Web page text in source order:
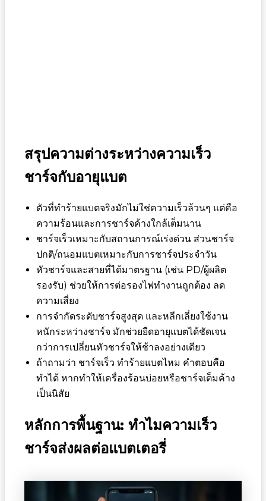
สรุปความต่างระหว่างความเร็ว
ชาร์จกับอายุแบต
ตัวที่ทำร้ายแบตจริงมักไม่ใช่ความเร็วล้วนๆ แต่คือ
ความร้อนและการชาร์จค้างใกล้เต็มนาน
ชาร์จเร็วเหมาะกับสถานการณ์เร่งด่วน ส่วนชาร์จ
ปกติ/ถนอมแบตเหมาะกับการชาร์จประจำวัน
หัวชาร์จและสายที่ได้มาตรฐาน (เช่น PD/ผู้ผลิต
รองรับ) ช่วยให้การต่อรองไฟทำงานถูกต้อง ลด
ความเสี่ยง
การจำกัดระดับชาร์จสูงสุด และหลีกเลี่ยงใช้งาน
หนักระหว่างชาร์จ มักช่วยยืดอายุแบตได้ชัดเจน
กว่าการเปลี่ยนหัวชาร์จให้ช้าลงอย่างเดียว
ถ้าถามว่า ชาร์จเร็ว ทำร้ายแบตไหม คำตอบคือ
ทำได้ หากทำให้เครื่องร้อนบ่อยหรือชาร์จเต็มค้าง
เป็นนิสัย
หลักการพื้นฐาน: ทำไมความเร็ว
ชาร์จส่งผลต่อแบตเตอรี่